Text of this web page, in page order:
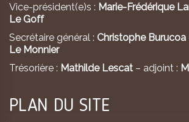
Vice-président(e)s : Marie-Frédérique
Le Goff
Secrétaire général : Christophe Burucoa
Le Monnier
Trésorière : Mathilde Lescat – adjoint :
PLAN DU SITE